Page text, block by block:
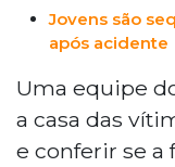
Jovens são
após acidente
Uma equipe
a casa das
e conferir se a